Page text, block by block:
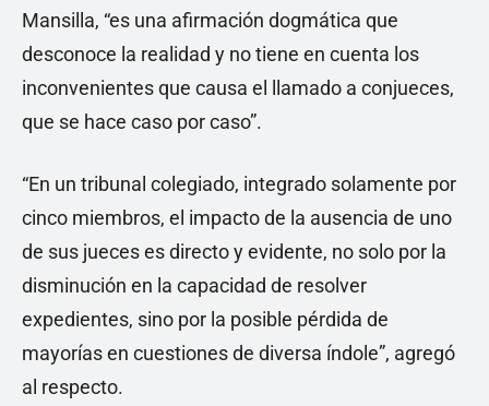
Mansilla, “es una afirmación dogmática que
desconoce la realidad y no tiene en cuenta los
inconvenientes que causa el llamado a conjueces,
que se hace caso por caso”.
“En un tribunal colegiado, integrado solamente por
cinco miembros, el impacto de la ausencia de uno
de sus jueces es directo y evidente, no solo por la
disminución en la capacidad de resolver
expedientes, sino por la posible pérdida de
mayorías en cuestiones de diversa índole”, agregó
al respecto.